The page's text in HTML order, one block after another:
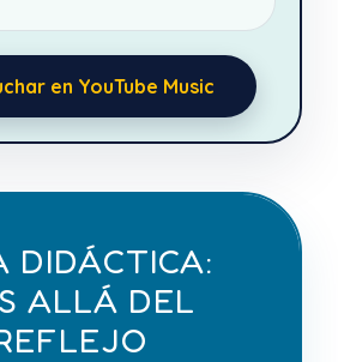
en YouTube Music
DIDÁCTICA:
ALLÁ DEL